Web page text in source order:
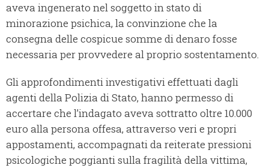
aveva ingenerato nel soggetto in stato di
minorazione psichica, la convinzione che la
consegna delle cospicue somme di denaro fosse
necessaria per provvedere al proprio sostentamento.
Gli approfondimenti investigativi effettuati dagli
agenti della Polizia di Stato, hanno permesso di
accertare che l’indagato aveva sottratto oltre 10.000
euro alla persona offesa, attraverso veri e propri
appostamenti, accompagnati da reiterate pressioni
psicologiche poggianti sulla fragilità della vittima,